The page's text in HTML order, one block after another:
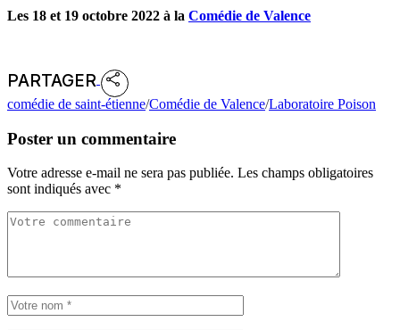
Les 18 et 19 octobre 2022 à la Comédie de Valence
PARTAGER
comédie de saint-étienne/Comédie de Valence/Laboratoire Poison
Poster un commentaire
Votre adresse e-mail ne sera pas publiée. Les champs obligatoires
sont indiqués avec *